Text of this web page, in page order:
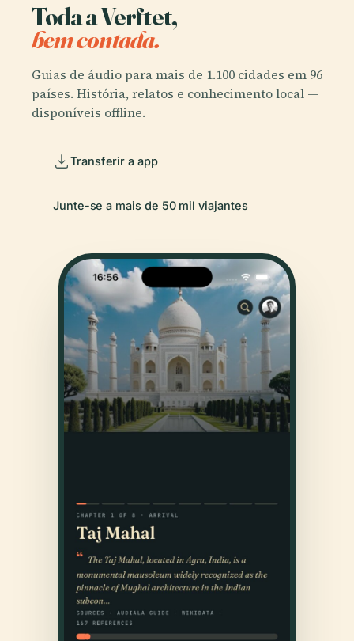
Toda a Verftet,
bem contada.
Guias de áudio para mais de 1.100 cidades em 96
países. História, relatos e conhecimento local —
disponíveis offline.
Transferir a app
Junte-se a mais de 50 mil viajantes